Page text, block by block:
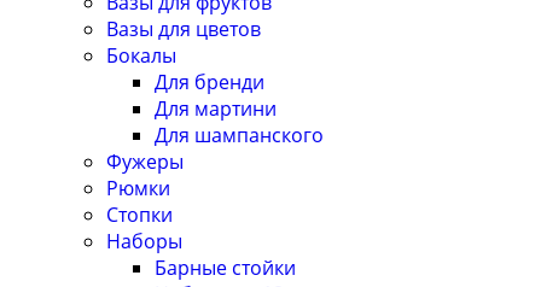
Вазы для цветов
Бокалы
Для бренди
Для мартини
Для шампанского
Фужеры
Рюмки
Стопки
Наборы
Барные стойки